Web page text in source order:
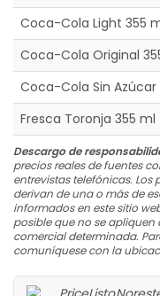
Coca-Cola Light 355
Coca-Cola Original
Coca-Cola Sin Azúcar
Fresca Toronja 355 ml
Descargo de
precios reales de fuentes
entrevistas telefónicas.
derivan de una o más de
informados en este sitio
posible que no se
comercial determinada.
comuníquese con la